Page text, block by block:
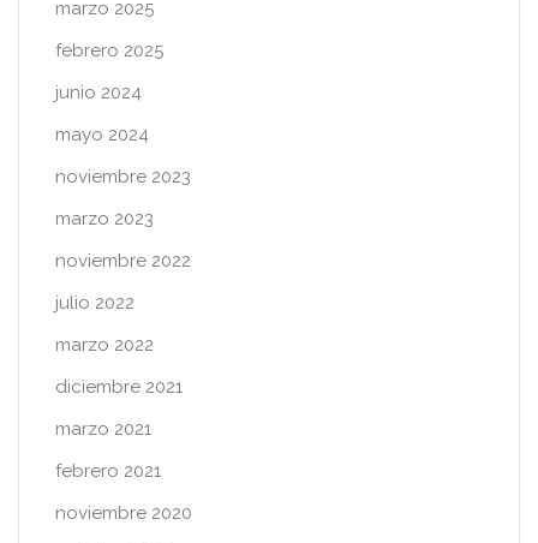
marzo 2025
febrero 2025
junio 2024
mayo 2024
noviembre 2023
marzo 2023
noviembre 2022
julio 2022
marzo 2022
diciembre 2021
marzo 2021
febrero 2021
noviembre 2020